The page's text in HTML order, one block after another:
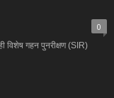
0
विशेष गहन पुनरीक्षण (SIR)